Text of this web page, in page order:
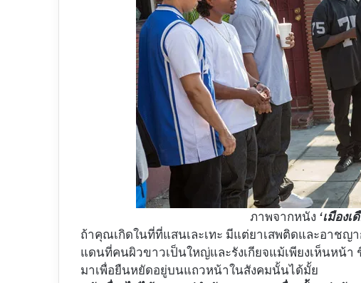
ภาพจากหนัง ‘เมือง
ถ้าคุณเกิดในที่ที่แสนเละเทะ มีแต่ยาเสพติดและอาช
แดนที่คนผิวขาวเป็นใหญ่และรังเกียจแม้เพียงเห็นห
มาเพื่อยืนหยัดอยู่บนแถวหน้าในสังคมนั้นได้มั้ย